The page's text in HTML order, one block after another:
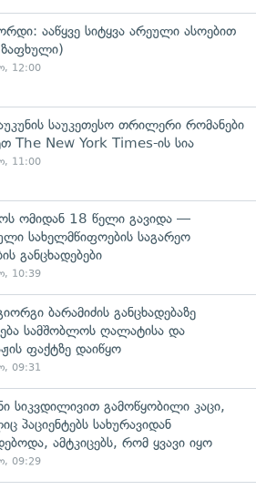
ააწყვე სიტყვა არეული ასოებით
12:00
საუკეთესო თრილერი რომანები
The New York Times-ის სია
11:00
ომიდან 18 წელი გავიდა —
სახელმწიფოების საგარეო
განცხადებები
10:39
ბარამიძის განცხადებაზე
სამშობლოს ღალატისა და
ფაქტზე დაიწყო
09:31
სიკვდილივით გამოწყობილი კაცი,
პაციენტებს სახურავიდან
ამტკიცებს, რომ ყვავი იყო
09:29